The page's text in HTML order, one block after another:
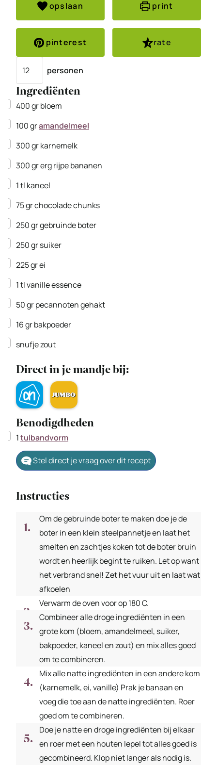
opslaan print
pinterest
rate
personen
Ingrediënten
▢
400grbloem
▢
100gramandelmeel
▢
300grkarnemelk
▢
300grerg rijpe bananen
▢
1tl kaneel
▢
75grchocolade chunks
▢
250grgebruinde boter
▢
250grsuiker
▢
225grei
▢
1tlvanille essence
▢
50grpecannotengehakt
▢
16grbakpoeder
▢
snufje zout
Direct in je mandje bij:
Benodigdheden
▢
1tulbandvorm
Stel direct je vraag over dit recept
Instructies
Om de gebruinde boter te maken doe je de
boter in een klein steelpannetje en laat het
smelten en zachtjes koken tot de boter bruin
wordt en heerlijk begint te ruiken. Let op want
het verbrand snel! Zet het vuur uit en laat wat
afkoelen
Verwarm de oven voor op 180 C.
Combineer alle droge ingrediënten in een
grote kom (bloem, amandelmeel, suiker,
bakpoeder, kaneel en zout) en mix alles goed
om te combineren.
Mix alle natte ingrediënten in een andere kom
(karnemelk, ei, vanille) Prak je banaan en
voeg die toe aan de natte ingrediënten. Roer
goed om te combineren.
Doe je natte en droge ingrediënten bij elkaar
en roer met een houten lepel tot alles goed is
gecombineerd. Klop niet langer als nodig is.